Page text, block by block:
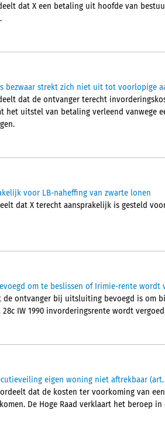
dat X een betaling uit hoofde van
bezwaar strekt zich niet uit tot voorlopige
dat de ontvanger terecht
het uitstel van betaling verleend vanwege
voor LB-naheffing van zwarte lonen
dat X terecht aansprakelijk is gesteld
om te beslissen of Irimie-rente wordt
de ontvanger bij uitsluiting bevoegd is om
IW 1990 invorderingsrente wordt
eigen woning niet aftrekbaar (art.
dat de kosten ter voorkoming van
De Hoge Raad verklaart het beroep